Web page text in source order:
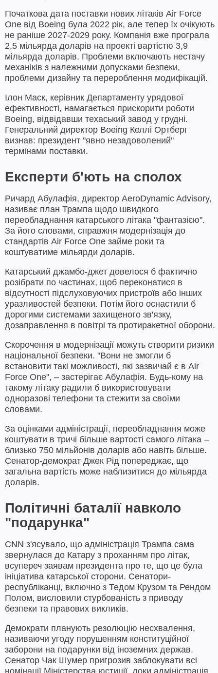
Початкова дата поставки нових літаків Air Force
One від Boeing була 2022 рік, але тепер їх очікують
не раніше 2027-2029 року. Компанія вже програла
2,5 мільярда доларів на проекті вартістю 3,9
мільярда доларів. Проблеми включають нестачу
механіків з належними допусками безпеки,
проблеми дизайну та перероблення модифікацій.
Ілон Маск, керівник Департаменту урядової
ефективності, намагається прискорити роботи
Boeing, відвідавши техаський завод у грудні.
Генеральний директор Boeing Келлі Ортберг
визнав: президент "явно незадоволений"
термінами поставки.
Експерти б'ють на сполох
Ричард Абулафія, директор AeroDynamic Advisory,
називає план Трампа щодо швидкого
переобладнання катарського літака "фантазією".
За його словами, справжня модернізація до
стандартів Air Force One займе роки та
коштуватиме мільярди доларів.
Катарський джамбо-джет довелося б фактично
розібрати по частинах, щоб переконатися в
відсутності підслуховуючих пристроїв або інших
уразливостей безпеки. Потім його оснастили б
дорогими системами захищеного зв'язку,
дозаправлення в повітрі та протиракетної оборони.
Скорочення в модернізації можуть створити ризики
національної безпеки. "Вони не змогли б
встановити такі можливості, які зазвичай є в Air
Force One", – застерігає Абулафія. Будь-кому на
такому літаку радили б використовувати
одноразові телефони та стежити за своїми
словами.
За оцінками адміністрації, переобладнання може
коштувати в тричі більше вартості самого літака –
близько 750 мільйонів доларів або навіть більше.
Сенатор-демократ Джек Рід попереджає, що
загальна вартість може наблизитися до мільярда
доларів.
Політичні баталії навколо
"подарунка"
CNN з'ясувало, що адміністрація Трампа сама
звернулася до Катару з проханням про літак,
всупереч заявам президента про те, що це була
ініціатива катарської сторони. Сенатори-
республіканці, включно з Тедом Крузом та Рендом
Полом, висловили стурбованість з приводу
безпеки та правових викликів.
Демократи планують резолюцію несхвалення,
називаючи угоду порушенням конституційної
заборони на подарунки від іноземних держав.
Сенатор Чак Шумер пригрозив заблокувати всі
номінації Міністерства юстиції, доки адміністрація